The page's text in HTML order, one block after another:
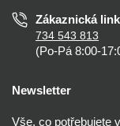
Zákaznická
734 543 813
(Po-Pá 8:00-
Newsletter
Vše, co potřebujete